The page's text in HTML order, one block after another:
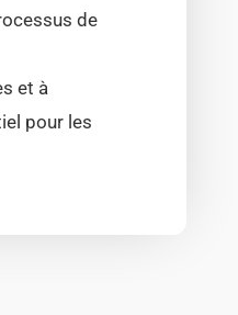
de
et à
pour les